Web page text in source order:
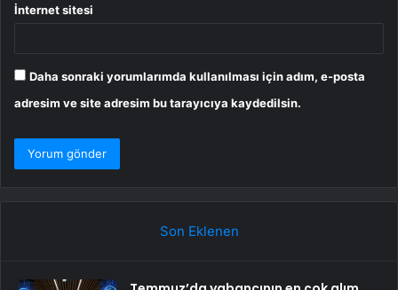
İnternet sitesi
Daha sonraki yorumlarımda kullanılması için adım, e-posta
adresim ve site adresim bu tarayıcıya kaydedilsin.
Son Eklenen